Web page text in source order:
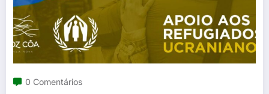
0 Comentários